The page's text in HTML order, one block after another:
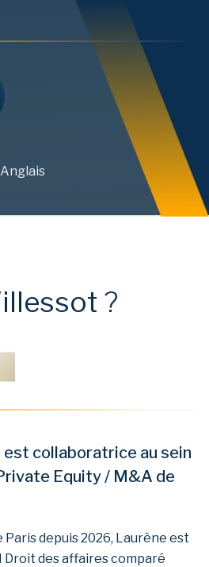
Anglais
?
collaboratrice au sein
Equity / M&A de
Paris depuis 2026, Laurène est
Droit des affaires comparé